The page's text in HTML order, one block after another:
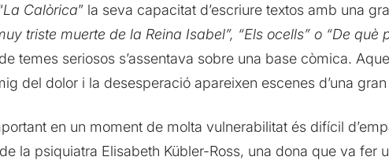
La Calòrica” la seva capacitat d’escriure textos amb una
triste muerte de la Reina Isabel”, “Els ocells” o “De
temes seriosos s’assentava sobre una base còmica.
del dolor i la desesperació apareixen escenes d’una
en un moment de molta vulnerabilitat és difícil
la psiquiatra Elisabeth Kübler-Ross, una dona que va fer